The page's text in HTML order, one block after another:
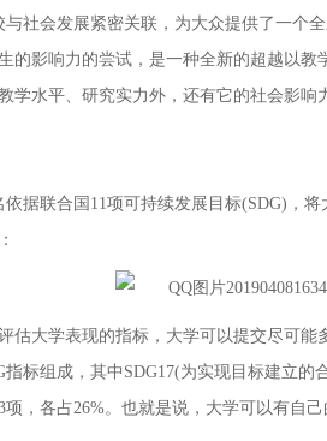
社会发展紧密关联，为大众提供了一个
的影响力的尝试，是一种全新的超越以
学水平、研究实力外，还有它的社会影
据联合国 11项可持续发展目标(SDG) ，
估大学表现的指标，大学可以提交尽可能
指标组成，其中 SDG17(为实现目标建立的
项，各占26%。也就是说，大学可以有自